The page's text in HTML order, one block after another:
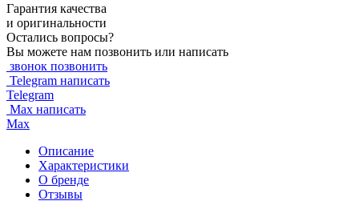
Гарантия качества
и оригинальности
Остались вопросы?
Вы можете нам позвонить или написать
звонок позвонить
Telegram написать
Telegram
Max написать
Max
Описание
Характеристики
О бренде
Отзывы